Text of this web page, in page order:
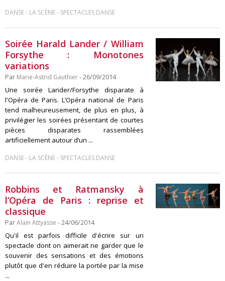
DANSE- LA SCÈNE- SPECTACLES DANSE
Soirée Harald Lander / William
Forsythe : Monotones
variations
Par Marie-Astrid Gauthier- 26/09/2014
Une soirée Lander/Forsythe disparate à
l'Opéra de Paris. L’Opéra national de Paris
tend malheureusement, de plus en plus, à
privilégier les soirées présentant de courtes
pièces disparates rassemblées
artificiellement autour d’un ...
DANSE- LA SCÈNE- SPECTACLES DANSE
Robbins et Ratmansky à
l’Opéra de Paris : reprise et
classique
ParAlain Attyasse - 24/06/2014
Qu'il est parfois difficile d'écrire sur un
spectacle dont on aimerait ne garder que le
souvenir des sensations et des émotions
plutôt que d'en réduire la portée par la mise
...